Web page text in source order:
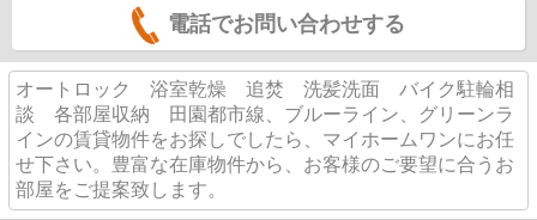
電話でお問い合わせする
オートロック 浴室乾燥 追焚 洗髪洗面 バイク駐輪相
談 各部屋収納 田園都市線、ブルーライン、グリーンラ
インの賃貸物件をお探しでしたら、マイホームワンにお任
せ下さい。豊富な在庫物件から、お客様のご要望に合うお
部屋をご提案致します。